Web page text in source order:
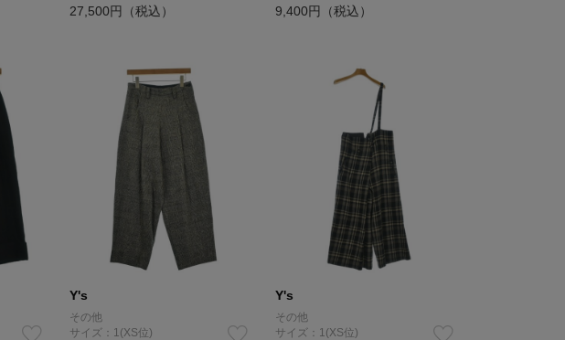
27,500円（税込） 9,400円（税込）
Y's
その他
サイズ：1(XS位)
Y's
その他
サイズ：1(XS位)